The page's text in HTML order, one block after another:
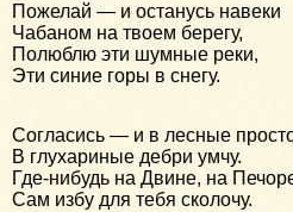
Пожелай — и останусь навеки
Чабаном на твоем берегу,
Полюблю эти шумные реки,
Эти синие горы в снегу.
Согласись — и в лесные
В глухариные дебри умчу.
Где-нибудь на Двине, на
Сам избу для тебя сколочу.